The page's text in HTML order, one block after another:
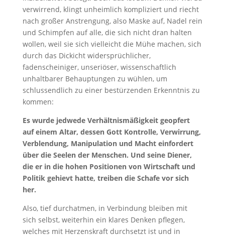
verwirrend, klingt unheimlich kompliziert und riecht
nach großer Anstrengung, also Maske auf, Nadel rein
und Schimpfen auf alle, die sich nicht dran halten
wollen, weil sie sich vielleicht die Mühe machen, sich
durch das Dickicht widersprüchlicher,
fadenscheiniger, unseriöser, wissenschaftlich
unhaltbarer Behauptungen zu wühlen, um
schlussendlich zu einer bestürzenden Erkenntnis zu
kommen:
Es wurde jedwede Verhältnismäßigkeit geopfert
auf einem Altar, dessen Gott Kontrolle, Verwirrung,
Verblendung, Manipulation und Macht einfordert
über die Seelen der Menschen. Und seine Diener,
die er in die hohen Positionen von Wirtschaft und
Politik gehievt hatte, treiben die Schafe vor sich
her.
Also, tief durchatmen, in Verbindung bleiben mit
sich selbst, weiterhin ein klares Denken pflegen,
welches mit Herzenskraft durchsetzt ist und in